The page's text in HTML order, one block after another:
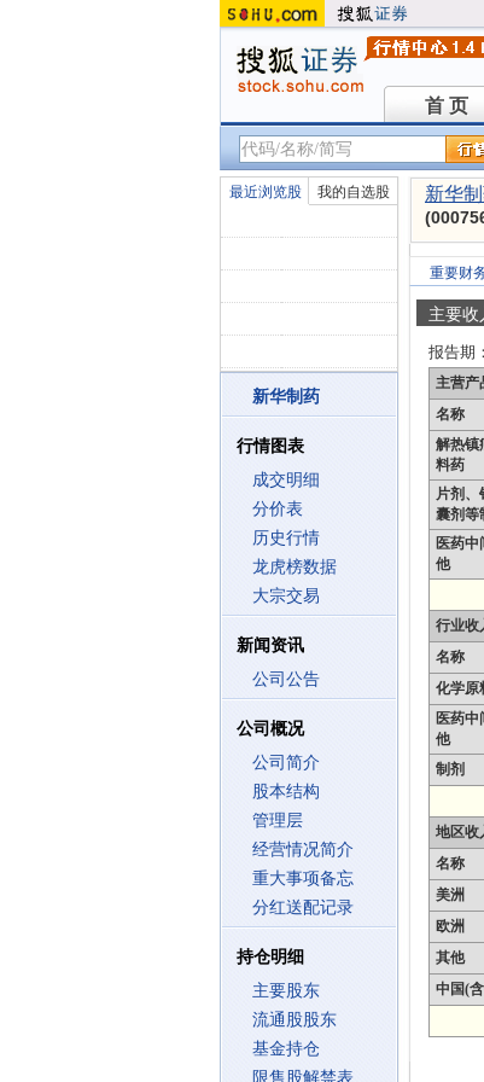
首 页
首 页
最近浏览股 我的自选股
新华制药
行情图表
成交明细
分价表
历史行情
龙虎榜数据
大宗交易
新闻资讯
公司公告
公司概况
公司简介
股本结构
管理层
经营情况简介
重大事项备忘
分红送配记录
持仓明细
主要股东
流通股股东
基金持仓
限售股解禁表
新华
重要财
主要收
报告期：
主营产
名称
解热镇
料药
片剂、
囊剂等
医药中
他
行业收
名称
化学原
医药中
他
制剂
地区收
名称
美洲
欧洲
其他
中国(